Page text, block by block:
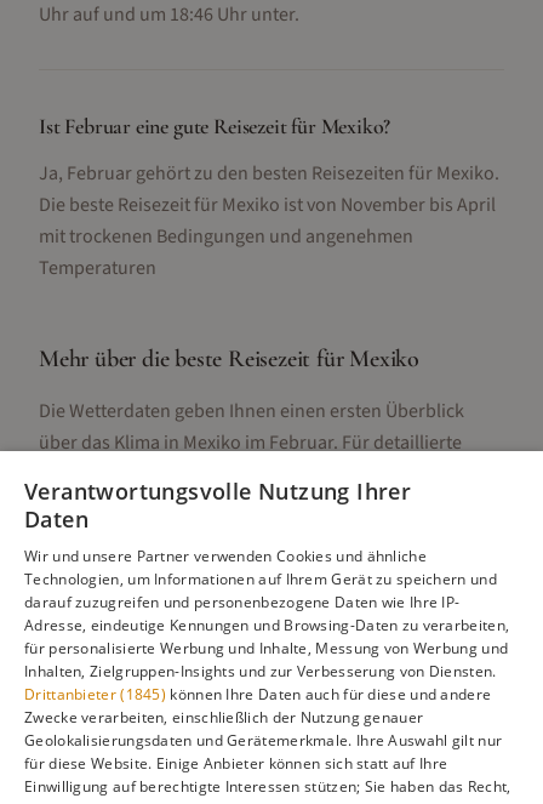
Uhr auf und um 18:46 Uhr unter.
Ist Februar eine gute Reisezeit für Mexiko?
Ja, Februar gehört zu den besten Reisezeiten für Mexiko.
Die beste Reisezeit für Mexiko ist von November bis April
mit trockenen Bedingungen und angenehmen
Temperaturen
Mehr über die beste Reisezeit für Mexiko
Die Wetterdaten geben Ihnen einen ersten Überblick
über das Klima in Mexiko im Februar. Für detaillierte
Unterschieden, Aktivitäten und Reisetipps besuchen Sie
Alle Infos zur besten Reisezeit Mexiko
Gefällt dir diese Seite? Teile sie auf Pinterest!
Verantwortungsvolle Nutzung Ihrer
Daten
Wir und unsere Partner verwenden Cookies und ähnliche
Technologien, um Informationen auf Ihrem Gerät zu speichern und
darauf zuzugreifen und personenbezogene Daten wie Ihre IP-
Adresse, eindeutige Kennungen und Browsing-Daten zu verarbeiten,
für personalisierte Werbung und Inhalte, Messung von Werbung und
Inhalten, Zielgruppen-Insights und zur Verbesserung von Diensten.
Drittanbieter (1845) können Ihre Daten auch für diese und andere
Zwecke verarbeiten, einschließlich der Nutzung genauer
Geolokalisierungsdaten und Gerätemerkmale. Ihre Auswahl gilt nur
für diese Website. Einige Anbieter können sich statt auf Ihre
Einwilligung auf berechtigte Interessen stützen; Sie haben das Recht,